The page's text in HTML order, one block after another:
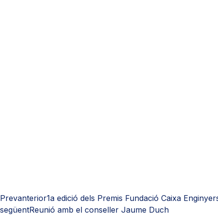
Prevanterior1a edició dels Premis Fundació Caixa
següentReunió amb el conseller Jaume Duch